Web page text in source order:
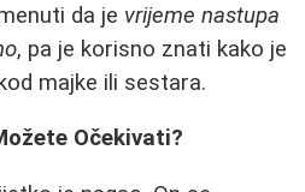
da je vrijeme nastupa
, pa je korisno znati kako je
majke ili sestara.
Očekivati?